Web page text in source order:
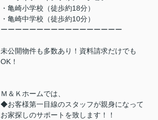
・亀崎小学校（徒歩約18分）
・亀崎中学校（徒歩約10分）
ーーーーーーーーーーーーーーーーー
未公開物件も多数あり！資料請求だけでも
OK！
Ｍ＆Ｋホームでは、
◆お客様第一目線のスタッフが親身になって
お家探しのサポートを致します！！